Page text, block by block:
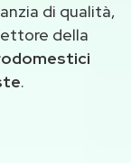
di qualità,
della
.